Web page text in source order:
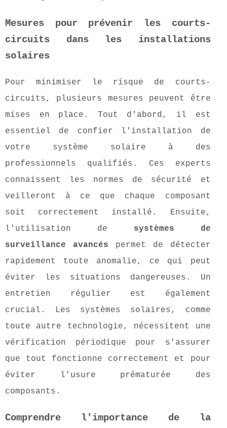
Mesures pour prévenir les courts-
circuits dans les installations
solaires
Pour minimiser le risque de courts-
circuits, plusieurs mesures peuvent être
mises en place. Tout d'abord, il est
essentiel de confier l'installation de
votre système solaire à des
professionnels qualifiés. Ces experts
connaissent les normes de sécurité et
veilleront à ce que chaque composant
soit correctement installé. Ensuite,
l'utilisation de systèmes de
surveillance avancés permet de détecter
rapidement toute anomalie, ce qui peut
éviter les situations dangereuses. Un
entretien régulier est également
crucial. Les systèmes solaires, comme
toute autre technologie, nécessitent une
vérification périodique pour s'assurer
que tout fonctionne correctement et pour
éviter l'usure prématurée des
composants.
Comprendre l'importance de la